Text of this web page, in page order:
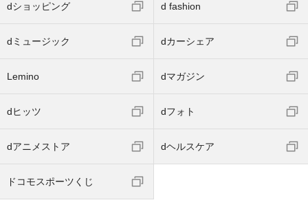
dショッピング d fashion
dミュージック dカーシェア
Lemino dマガジン
dヒッツ dフォト
dアニメストア dヘルスケア
ドコモスポーツくじ